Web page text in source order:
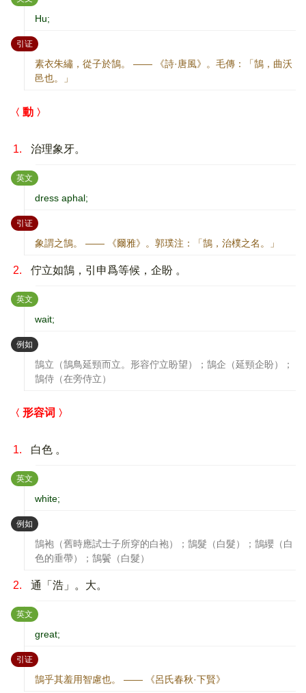
Hu;
引证：
素衣朱繡，從子於鵠。 —— 《詩·唐風》。毛傳：「鵠，曲沃
邑也。」
動
1. 治理象牙。
英文 ：
dress aphal;
引证：
象謂之鵠。 —— 《爾雅》。郭璞注：「鵠，治樸之名。」
2. 佇立如鵠，引申爲等候，企盼 。
英文 ：
wait;
例如 ：
鵠立（鵠鳥延頸而立。形容佇立盼望）；鵠企（延頸企盼）；
鵠侍（在旁侍立）
形容词
1. 白色 。
英文 ：
white;
例如 ：
鵠袍（舊時應試士子所穿的白袍）；鵠髮（白髮）；鵠纓（白
色的垂帶）；鵠鬢（白髮）
2. 通「浩」。大。
英文 ：
great;
引证：
鵠乎其羞用智慮也。 —— 《呂氏春秋·下賢》